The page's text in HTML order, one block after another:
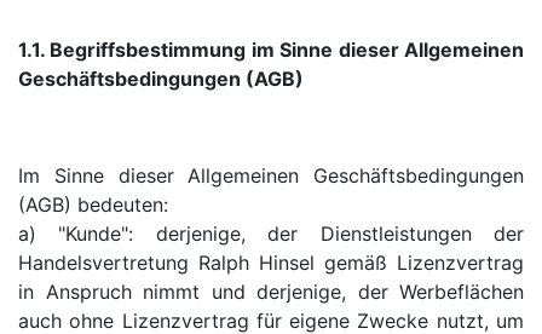
1.1. Begriffsbestimmung im Sinne dieser Allgemeinen
Geschäftsbedingungen (AGB)
Im Sinne dieser Allgemeinen Geschäftsbedingungen
(AGB) bedeuten:
a) "Kunde": derjenige, der Dienstleistungen der
Handelsvertretung Ralph Hinsel gemäß Lizenzvertrag
in Anspruch nimmt und derjenige, der Werbeflächen
auch ohne Lizenzvertrag für eigene Zwecke nutzt, um